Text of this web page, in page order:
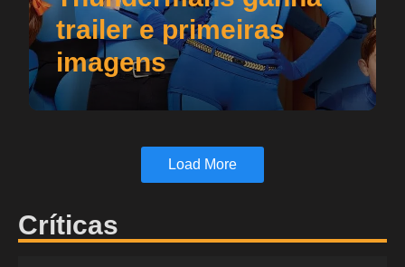
trailer e primeiras
imagens
Load More
Críticas